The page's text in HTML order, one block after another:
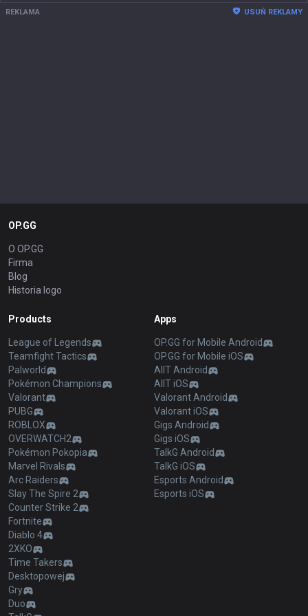
REKLAMA USUŃ REKLAMY
OP.GG
O OP.GG
Firma
Blog
Historia logo
Products
League of Legends
Teamfight Tactics
Palworld
Pokémon Champions
Valorant
PUBG
ROBLOX
OVERWATCH2
Pokémon Pokopia
Marvel Rivals
Arc Raiders
Slay The Spire 2
Counter Strike 2
Fortnite
Diablo 4
2XKO
Time Takers
Desktopowej
Gry
Duo
Apps
OP.GG for Mobile Android
OP.GG for Mobile iOS
AllT Android
AllT iOS
Valorant Android
Valorant iOS
Gigs Android
Gigs iOS
TalkG Android
TalkG iOS
Esports Android
Esports iOS